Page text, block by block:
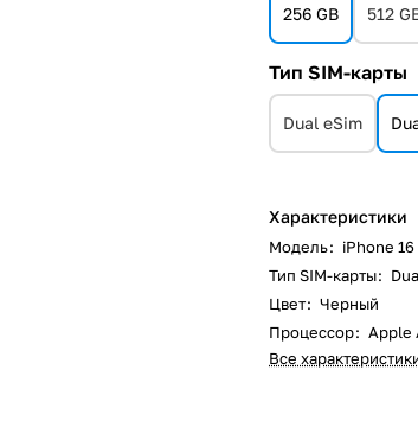
256 GB 512
Тип SIM-карты
Dual eSim
Характеристики
Модель: iPhone
Тип SIM-карты:
Цвет: Черный
Процессор: Apple
Все